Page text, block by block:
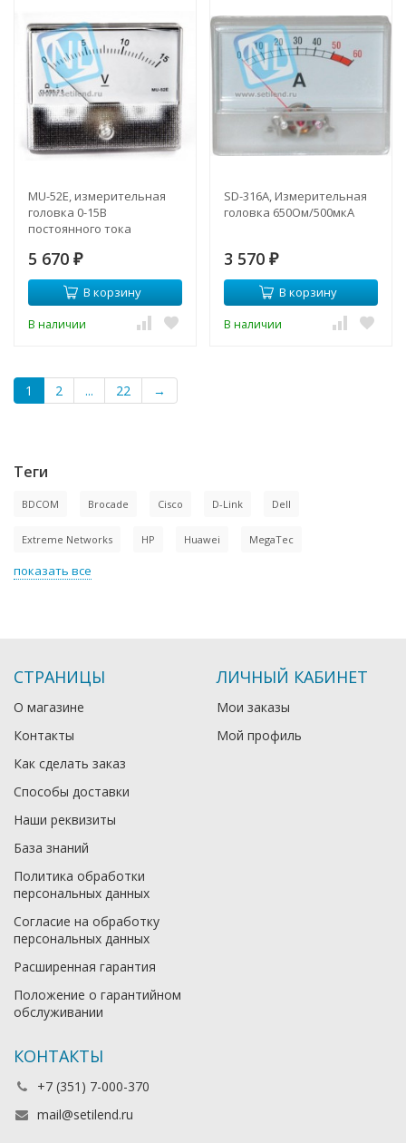
MU-52E, измерительная
головка 0-15В
постоянного тока
5 670 ₽
В корзину
В наличии
SD-316A, Измерительная
головка 650Ом/500мкА
3 570 ₽
В корзину
В наличии
1 2 ... 22 →
Теги
BDCOM Brocade Cisco D-Link Dell
Extreme Networks HP Huawei MegaTec
показать все
СТРАНИЦЫ
О магазине
Контакты
Как сделать заказ
Способы доставки
Наши реквизиты
База знаний
Политика обработки
персональных данных
Согласие на обработку
персональных данных
Расширенная гарантия
Положение о гарантийном
обслуживании
ЛИЧНЫЙ КАБИНЕТ
Мои заказы
Мой профиль
КОНТАКТЫ
+7 (351) 7-000-370
mail@setilend.ru